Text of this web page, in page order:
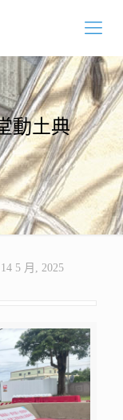
動土典
14 5 月, 2025